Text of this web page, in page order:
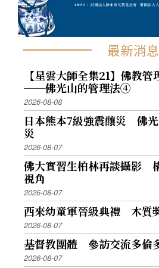
最新消息
【星雲大師全集21】佛教
──佛光山的管理法④
2026-08-08
日本熊本7級強震釀災 佛
災
2026-08-07
佛大實習生柏林再談攝影
視角
2026-08-07
西來幼童軍晉級典禮 木質
2026-08-07
基督教團體 參訪交流多倫
2026-08-07